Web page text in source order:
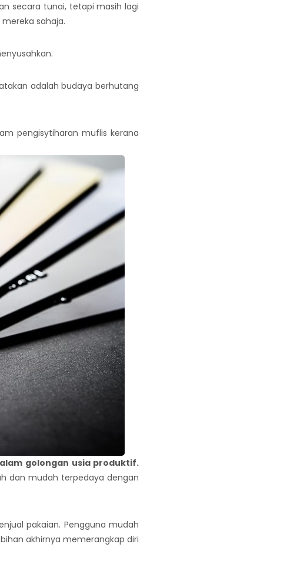
secara tunai, tetapi masih lagi
sahaja.
adalah budaya berhutang
pengisytiharan muflis kerana
golongan usia produktif.
dan mudah terpedaya dengan
pakaian. Pengguna mudah
akhirnya memerangkap diri